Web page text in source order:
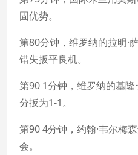
固优势。
第80分钟，维罗纳的拉明·
错失扳平良机。
第90 1分钟，维罗纳的基
分扳为1-1。
第90 4分钟，约翰·韦尔梅
会。